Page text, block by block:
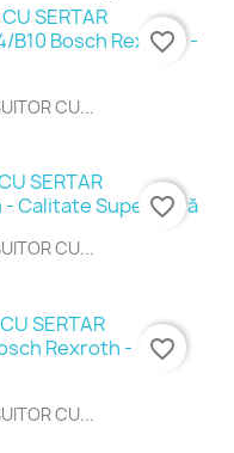
CU...
favorite_border
CU...
favorite_border
CU...
favorite_border